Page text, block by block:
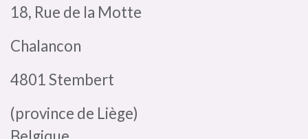
18, Rue de la Motte
Chalancon
4801 Stembert
(province de Liège)